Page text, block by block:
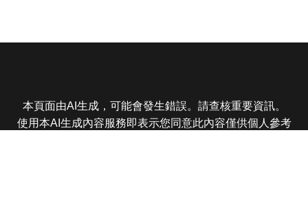
本頁面由AI生成，可能會發生錯誤。請查核重要資訊。
使用本AI生成內容服務即表示您同意此內容僅供個人參考